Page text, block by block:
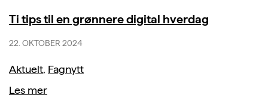
Ti tips til en grønnere digital hverdag
22. OKTOBER 2024
Aktuelt, Fagnytt
Les mer